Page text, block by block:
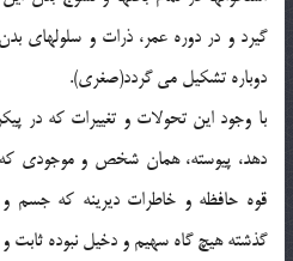
گيرد و در دوره عمر، ذرات و سلولهاي
دوباره تشكيل مي گردد(صغري).
با وجود اين تحولات و تغييرات كه در
دهد، پيوسته، همان شخص و موجودي كه
قوه حافظه و خاطرات ديرينه كه جسم
گذشته هيچ گاه سهيم و دخيل نبوده ثابت و